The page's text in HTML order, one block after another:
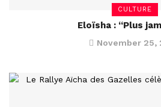
CULTURE
Eloïsha : “Plus
November 25,